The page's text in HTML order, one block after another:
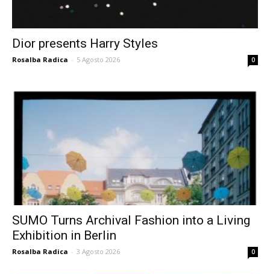
Dior presents Harry Styles
Rosalba Radica - 5 Agosto 2026 0
SUMO Turns Archival Fashion into a Living
Exhibition in Berlin
Rosalba Radica - 3 Agosto 2026 0